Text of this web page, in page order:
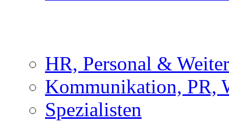
HR, Personal &
Kommunikation, PR,
Spezialisten